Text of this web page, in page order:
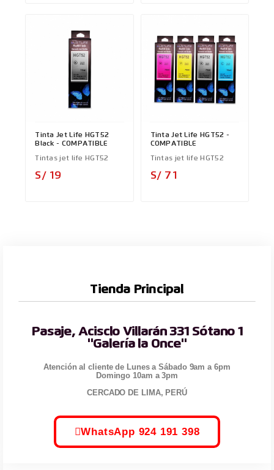
Tinta Jet Life HGT52
Black - COMPATIBLE
Tintas jet life HGT52
S/ 19
Tinta Jet Life HGT52 -
COMPATIBLE
Tintas jet life HGT52
S/ 71
Tienda Principal
Pasaje, Acisclo Villarán 331 Sótano 1
"Galería la Once"
Atención al cliente de Lunes a Sábado 9am a 6pm
Domingo 10am a 3pm
CERCADO DE LIMA, PERÚ
WhatsApp 924 191 398